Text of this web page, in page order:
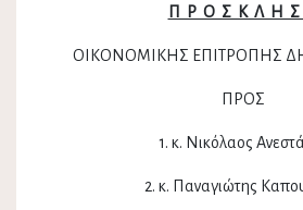
Π Ρ Ο Σ Κ Λ Η Σ
ΟΙΚΟΝΟΜΙΚΗΣ ΕΠΙΤΡΟΠΗΣ
ΠΡΟΣ
1. κ. Νικόλαος
2. κ. Παναγιώτης